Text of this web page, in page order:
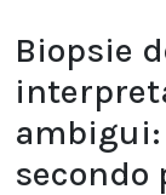
Biopsie
secondo